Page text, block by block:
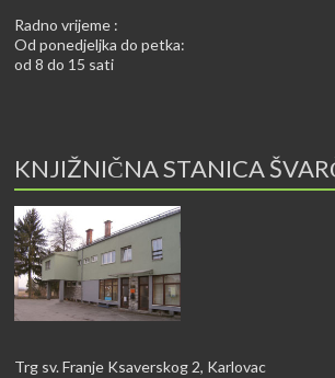
Radno vrijeme :
Od ponedjeljka do petka:
od 8 do 15 sati
KNJIŽNIČNA STANICA
Trg sv. Franje Ksaverskog 2, Karlovac